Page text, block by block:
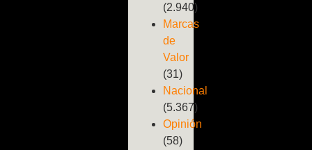
(2.940)
Marcas
de
Valor
(31)
Nacional
(5.367)
Opinión
(58)